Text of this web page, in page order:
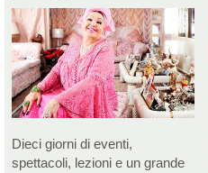
Dieci giorni di eventi,
spettacoli, lezioni e un grande